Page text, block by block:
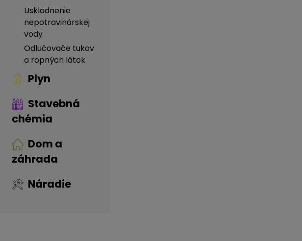
Uskladnenie
nepotravinárskej
vody
Odlučovače tukov
a ropných látok
Plyn
Stavebná
chémia
Dom a
záhrada
Náradie